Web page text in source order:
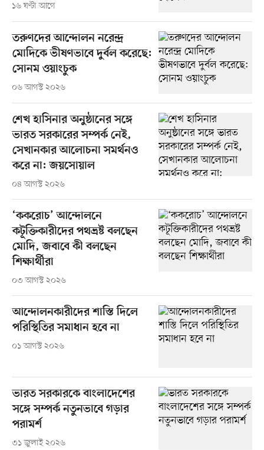
১৬ ঘণ্টা আগে
তরুণদের আন্দোলন নরেন্দ্র
মোদিকে ভীষণভাবে দুর্বল করেছে:
সোনম ওয়াংচুক
০৬ আগস্ট ২০২৬
শেখ হাসিনার অনুষ্ঠানের সঙ্গে
ভারত সরকারের সম্পর্ক নেই,
সেখানকার আলোচনা সমর্থনও
করে না: জয়সোয়াল
০৪ আগস্ট ২০২৬
‘ককরোচ’ আন্দোলনে
কটূক্তিকারীদের পথভ্রষ্ট বলছেন
মোদি, জবাবে কী বলছেন
শিক্ষার্থীরা
০৩ আগস্ট ২০২৬
আন্দোলনকারীদের শাস্তি দিলে
পরিস্থিতির সমাধান হবে না
০১ আগস্ট ২০২৬
ভারত সরকারকে বাংলাদেশের
সঙ্গে সম্পর্ক নতুনভাবে গড়ার
পরামর্শ
৩১ জুলাই ২০২৬